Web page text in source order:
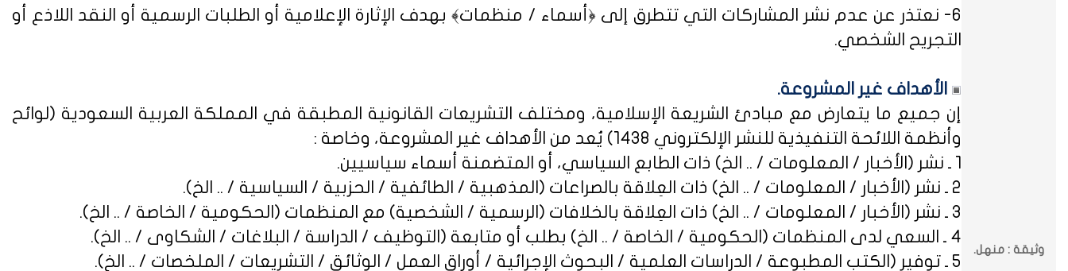
وثيقة : منهل.
6- نعتذر عن عدم نشر المشاركات التي تتطرق إلى ﴿أسماء / منظمات﴾ بهدف الإثارة الإعلامية أو الطلبات الرسمية أو النقد اللاذع أو
التجريح الشخصي.
الأهداف غير المشروعة.
إن جميع ما يتعارض مع مبادئ الشريعة الإسلامية، ومختلف التشريعات القانونية المطبقة في المملكة العربية السعودية (لوائح
وأنظمة اللائحة التنفيذية للنشر الإلكتروني 1438
) يُعد من الأهداف غير المشروعة، وخاصة :
1 ـ نشر (الأخبار / المعلومات / .. الخ) ذات الطابع السياسي، أو المتضمنة أسماء سياسيين.
2 ـ نشر (الأخبار / المعلومات / .. الخ) ذات العِلاقة بالصراعات (المذهبية / الطائفية / الحزبية / السياسية / .. الخ).
3 ـ نشر (الأخبار / المعلومات / .. الخ) ذات العِلاقة بالخلافات (الرسمية / الشخصية) مع المنظمات (الحكومية / الخاصة / .. الخ).
4 ـ السعي لدى المنظمات (الحكومية / الخاصة / .. الخ) بطلب أو متابعة (التوظيف / الدراسة / البلاغات / الشكاوى / .. الخ).
5 ـ توفير (الكتب المطبوعة / الدراسات العلمية / البحوث الإجرائية / أوراق العمل / الوثائق / التشريعات / الملخصات / .. الخ).